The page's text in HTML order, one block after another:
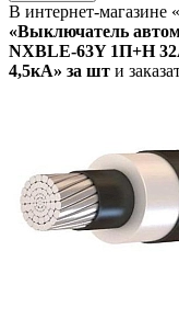
В интернет-
«Выключатель
NXBLE-63Y 1П+Н
4,5кА» за шт и